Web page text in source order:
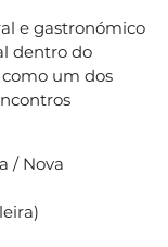
e gastronómico
dentro do
um dos
/ Nova